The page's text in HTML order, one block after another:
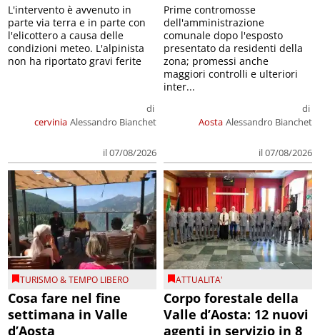
cervinia
di
Alessandro Bianchet
il 07/08/2026
L'intervento è avvenuto in
parte via terra e in parte con
l'elicottero a causa delle
condizioni meteo. L'alpinista
non ha riportato gravi ferite
Aosta
di
Alessandro Bianchet
il 07/08/2026
Prime contromosse
dell'amministrazione
comunale dopo l'esposto
presentato da residenti della
zona; promessi anche
maggiori controlli e ulteriori
inter...
TURISMO & TEMPO LIBERO
Cosa fare nel fine
settimana in Valle
d’Aosta
ATTUALITA'
Corpo forestale della
Valle d’Aosta: 12 nuovi
agenti in servizio in 8